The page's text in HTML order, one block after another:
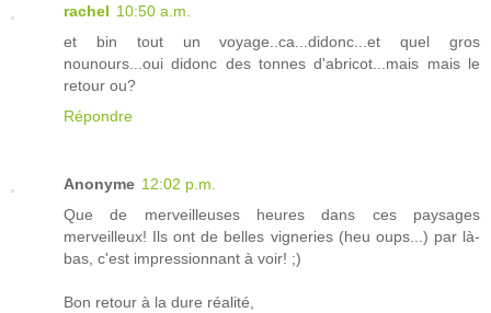
rachel 10:50 a.m.
et bin tout un voyage..ca...didonc...et quel gros
nounours...oui didonc des tonnes d'abricot...mais mais le
retour ou?
Répondre
Anonyme 12:02 p.m.
Que de merveilleuses heures dans ces paysages
merveilleux! Ils ont de belles vigneries (heu oups...) par là-
bas, c'est impressionnant à voir! ;)
Bon retour à la dure réalité,